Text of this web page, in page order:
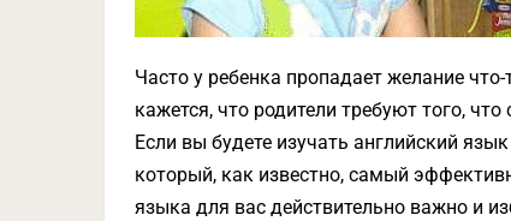
Часто у ребенка пропадает желание
кажется, что родители требуют того,
Если вы будете изучать английский
который, как известно, самый
языка для вас действительно важно и